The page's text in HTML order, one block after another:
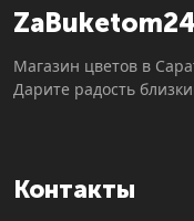
Магазин цветов в
Дарите радость
Контакты